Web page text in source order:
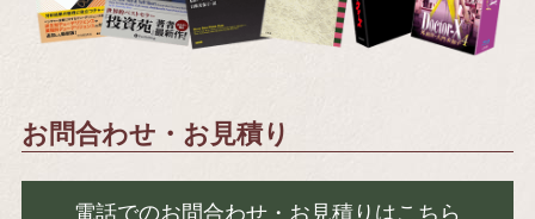
お問合わせ・お見積り
電話でのお問合わせ・お見積りはこちら